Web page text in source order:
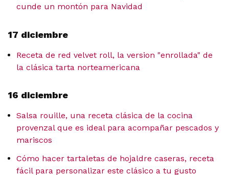
cunde un montón para Navidad
17 diciembre
Receta de red velvet roll, la version "enrollada" de
la clásica tarta norteamericana
16 diciembre
Salsa rouille, una receta clásica de la cocina
provenzal que es ideal para acompañar pescados y
mariscos
Cómo hacer tartaletas de hojaldre caseras, receta
fácil para personalizar este clásico a tu gusto